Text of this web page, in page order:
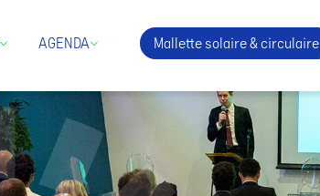
AGENDA Mallette solaire & circulaire